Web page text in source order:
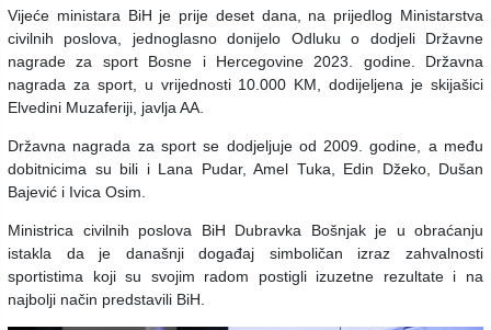
Vijeće ministara BiH je prije deset dana, na prijedlog Ministarstva
civilnih poslova, jednoglasno donijelo Odluku o dodjeli Državne
nagrade za sport Bosne i Hercegovine 2023. godine. Državna
nagrada za sport, u vrijednosti 10.000 KM, dodijeljena je skijašici
Elvedini Muzaferiji, javlja AA.
Državna nagrada za sport se dodjeljuje od 2009. godine, a među
dobitnicima su bili i Lana Pudar, Amel Tuka, Edin Džeko, Dušan
Bajević i Ivica Osim.
Ministrica civilnih poslova BiH Dubravka Bošnjak je u obraćanju
istakla da je današnji događaj simboličan izraz zahvalnosti
sportistima koji su svojim radom postigli izuzetne rezultate i na
najbolji način predstavili BiH.